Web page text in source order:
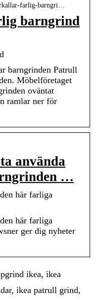
farlig-barngri…
barngrind
barngrinden Patrull
Möbelföretaget
oväntat
ramlar ner för
använda
…
här farliga
här farliga
ger dig nyheter
ikea, ikea
ikea patrull grind,